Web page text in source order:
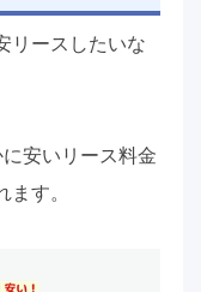
リースしたいな
安いリース料金
す。